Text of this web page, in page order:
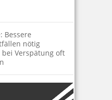
Bessere
nötig
Verspätung oft